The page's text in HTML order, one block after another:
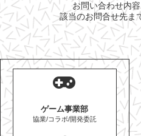
お問い合わせ内
該当のお問合せ先ま
ゲーム事業部
協業/コラボ/開発委託